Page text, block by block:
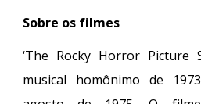
Sobre os filmes
‘The Rocky Horror Picture
musical homônimo de